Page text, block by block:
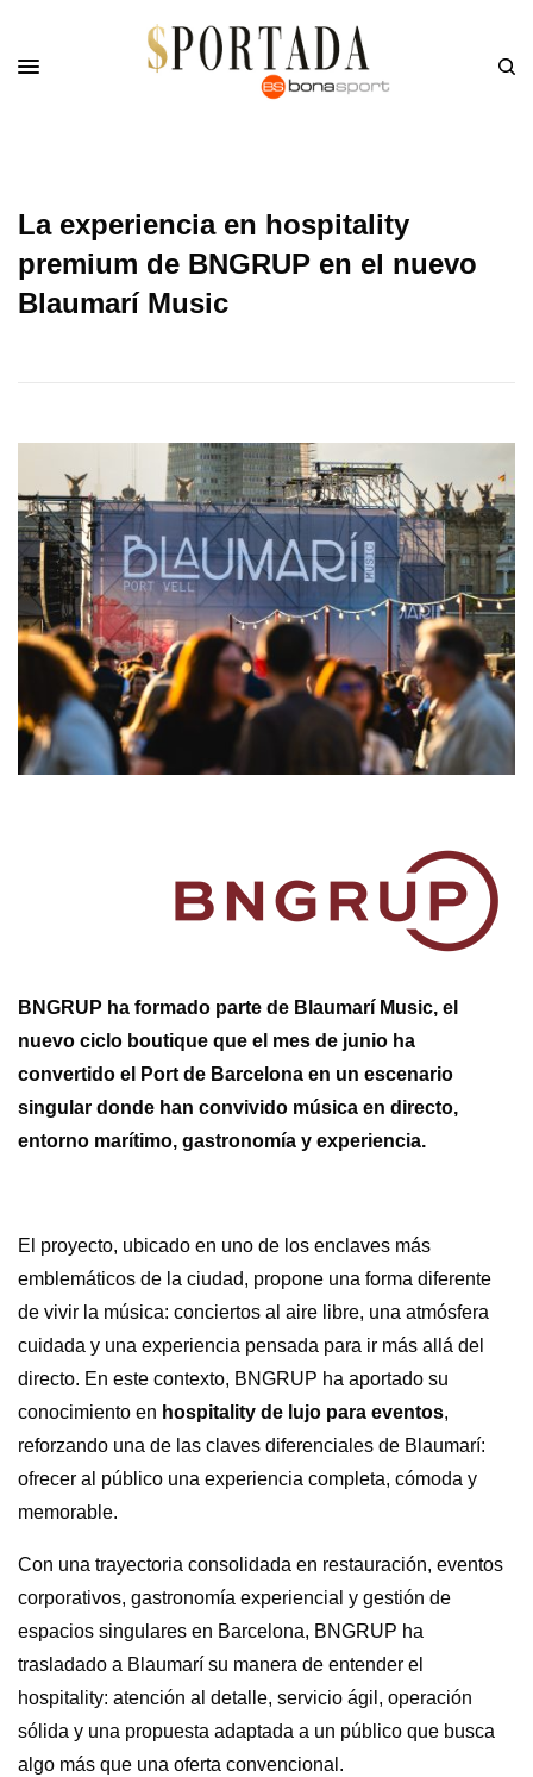
La experiencia en hospitality
premium de BNGRUP en el nuevo
Blaumarí Music
BNGRUP ha formado parte de Blaumarí Music, el
nuevo ciclo boutique que el mes de junio ha
convertido el Port de Barcelona en un escenario
singular donde han convivido música en directo,
entorno marítimo, gastronomía y experiencia.
El proyecto, ubicado en uno de los enclaves más
emblemáticos de la ciudad, propone una forma diferente
de vivir la música: conciertos al aire libre, una atmósfera
cuidada y una experiencia pensada para ir más allá del
directo. En este contexto, BNGRUP ha aportado su
conocimiento en hospitality de lujo para eventos,
reforzando una de las claves diferenciales de Blaumarí:
ofrecer al público una experiencia completa, cómoda y
memorable.
Con una trayectoria consolidada en restauración, eventos
corporativos, gastronomía experiencial y gestión de
espacios singulares en Barcelona, BNGRUP ha
trasladado a Blaumarí su manera de entender el
hospitality: atención al detalle, servicio ágil, operación
sólida y una propuesta adaptada a un público que busca
algo más que una oferta convencional.